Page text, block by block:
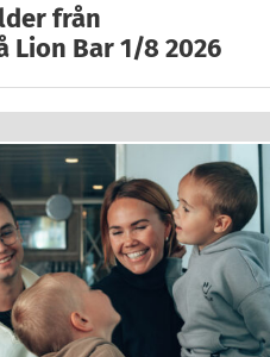
från
Bar 1/8 2026